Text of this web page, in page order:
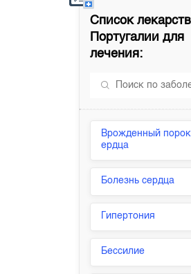
Список
Португалии для
лечения:
Врожденный
ердца
Болезнь сердца
Гипертония
Бессилие